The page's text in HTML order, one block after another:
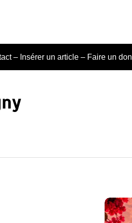
– Insérer un article – Faire un don